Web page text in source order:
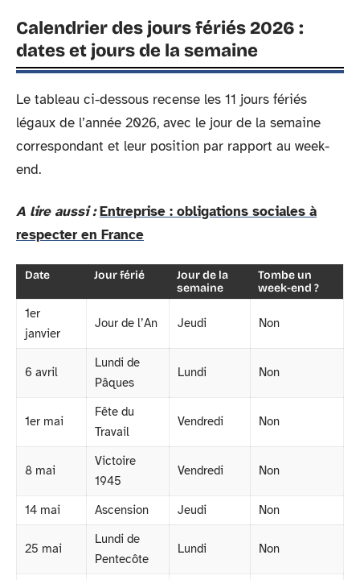
Calendrier des jours fériés 2026 :
dates et jours de la semaine
Le tableau ci-dessous recense les 11 jours fériés
légaux de l’année 2026, avec le jour de la semaine
correspondant et leur position par rapport au week-
end.
A lire aussi : Entreprise : obligations sociales à
respecter en France
Date Jour férié
Jour de la
semaine
Tombe un
week-end ?
1er
janvier
Jour de l’An Jeudi Non
6 avril
Lundi de
Pâques
Lundi Non
1er mai
Fête du
Travail
Vendredi Non
8 mai
Victoire
1945
Vendredi Non
14 mai Ascension Jeudi Non
25 mai
Lundi de
Pentecôte
Lundi Non